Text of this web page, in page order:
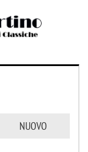
NUOVO